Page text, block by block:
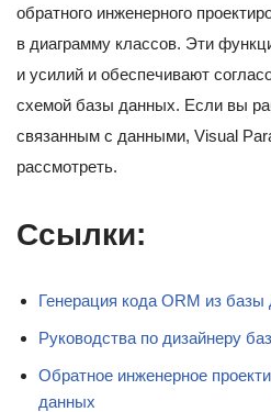
обратного инженерного
в диаграмму классов. Эти
и усилий и обеспечивают
схемой базы данных. Если вы
связанным с данными, Visual
рассмотреть.
Ссылки:
Генерация кода ORM из базы
Руководства по дизайнеру
Обратное инженерное
данных